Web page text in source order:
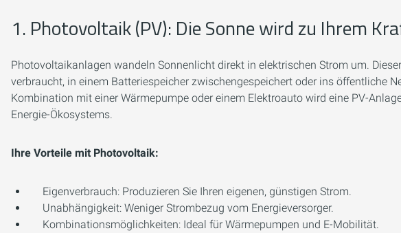
1. Photovoltaik (PV): Die Sonne wird zu Ihrem
Photovoltaikanlagen wandeln Sonnenlicht direkt in elektrischen Strom um.
verbraucht, in einem Batteriespeicher zwischengespeichert oder ins öffentliche
Kombination mit einer Wärmepumpe oder einem Elektroauto wird eine PV-
Energie-Ökosystems.
Ihre Vorteile mit Photovoltaik:
Eigenverbrauch: Produzieren Sie Ihren eigenen, günstigen Strom.
Unabhängigkeit: Weniger Strombezug vom Energieversorger.
Kombinationsmöglichkeiten: Ideal für Wärmepumpen und E-Mobilität.